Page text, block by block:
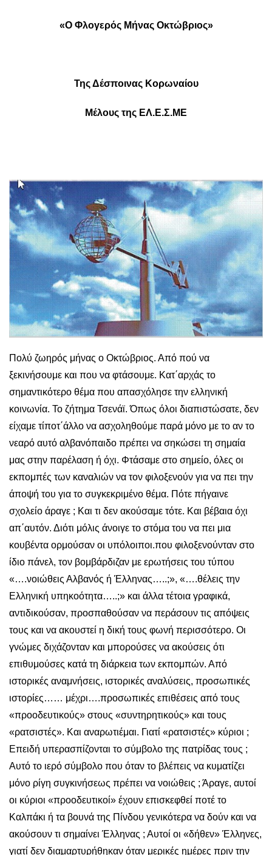
«Ο Φλογερός Μήνας Οκτώβριος»
Της Δέσποινας Κορωναίου
Μέλους της ΕΛ.Ε.Σ.ΜΕ
Πολύ ζωηρός μήνας ο Οκτώβριος. Από πού να
ξεκινήσουμε και που να φτάσουμε. Κατ΄αρχάς το
σημαντικότερο θέμα που απασχόλησε την ελληνική
κοινωνία. Το ζήτημα Τσενάϊ. Όπως όλοι διαπιστώσατε, δεν
είχαμε τίποτ΄άλλο να ασχοληθούμε παρά μόνο με το αν το
νεαρό αυτό αλβανόπαιδο πρέπει να σηκώσει τη σημαία
μας στην παρέλαση ή όχι. Φτάσαμε στο σημείο, όλες οι
εκπομπές των καναλιών να τον φιλοξενούν για να πει την
άποψή του για το συγκεκριμένο θέμα. Πότε πήγαινε
σχολείο άραγε ; Και τι δεν ακούσαμε τότε. Και βέβαια όχι
απ΄αυτόν. Διότι μόλις άνοιγε το στόμα του να πει μια
κουβέντα ορμούσαν οι υπόλοιποι.που φιλοξενούνταν στο
ίδιο πάνελ, τον βομβάρδιζαν με ερωτήσεις του τύπου
«….νοιώθεις Αλβανός ή Έλληνας…..;», «….θέλεις την
Ελληνική υπηκοότητα…..;» και άλλα τέτοια γραφικά,
αντιδικούσαν, προσπαθούσαν να περάσουν τις απόψεις
τους και να ακουστεί η δική τους φωνή περισσότερο. Οι
γνώμες διχάζονταν και μπορούσες να ακούσεις ότι
επιθυμούσες κατά τη διάρκεια των εκπομπών. Από
ιστορικές αναμνήσεις, ιστορικές αναλύσεις, προσωπικές
ιστορίες…… μέχρι….προσωπικές επιθέσεις από τους
«προοδευτικούς» στους «συντηρητικούς» και τους
«ρατσιστές». Και αναρωτιέμαι. Γιατί «ρατσιστές» κύριοι ;
Επειδή υπερασπίζονται το σύμβολο της πατρίδας τους ;
Αυτό το ιερό σύμβολο που όταν το βλέπεις να κυματίζει
μόνο ρίγη συγκινήσεως πρέπει να νοιώθεις ; Άραγε, αυτοί
οι κύριοι «προοδευτικοί» έχουν επισκεφθεί ποτέ το
Καλπάκι ή τα βουνά της Πίνδου γενικότερα να δούν και να
ακούσουν τι σημαίνει Έλληνας ; Αυτοί οι «δήθεν» Έλληνες,
γιατί δεν διαμαρτυρήθηκαν όταν μερικές ημέρες πριν την